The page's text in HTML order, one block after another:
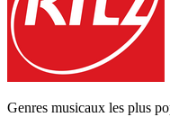
Genres musicaux les plus